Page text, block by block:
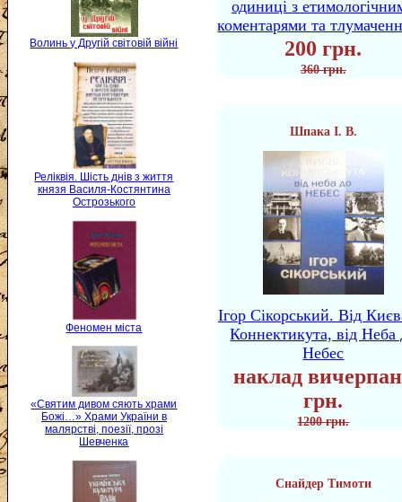
Волинь у Другій світовій війні
Реліквія. Шість днів з життя
князя Василя-Костянтина
Острозького
Феномен міста
«Святим дивом сяють храми
Божі…» Храми України в
малярстві, поезії, прозі
Шевченка
одиниці з
коментарями та
200 грн.
360 грн.
Шпака І. В.
Ігор Сікорський. Від
Коннектикута, від Неба
Небес
наклад
грн.
1200 грн.
Снайдер Тимоти